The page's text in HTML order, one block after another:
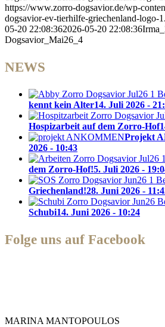
https://www.zorro-dogsavior.de/wp-
dogsavior-ev-tierhilfe-griechenland-logo-
05-20 22:08:362026-05-20 22:08:36
Dogsavior_Mai26_4
NEWS
kennt kein Alter14. Juli 2026 -
Hospizarbeit auf dem Zorro-Hof
Projekt
2026 - 10:43
dem Zorro-Hof!5. Juli 2026 -
Griechenland!28. Juni 2026 -
Schubi14. Juni 2026 - 10:24
Folge uns auf Facebook
MARINA MANTOPOULOS